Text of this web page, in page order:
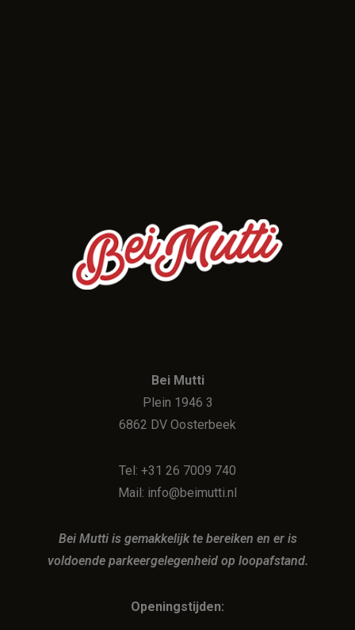
Bei Mutti
Plein 1946 3
6862 DV Oosterbeek
Tel: +31 26 7009 740
Mail: info@beimutti.nl
Bei Mutti is gemakkelijk te bereiken en er is
voldoende parkeergelegenheid op loopafstand.
Openingstijden: